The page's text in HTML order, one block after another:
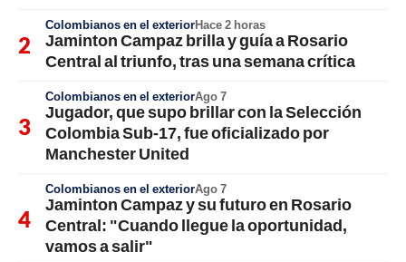
Colombianos en el exteriorHace 2 horas
Jaminton Campaz brilla y guía a Rosario
Central al triunfo, tras una semana crítica
Colombianos en el exteriorAgo 7
Jugador, que supo brillar con la Selección
Colombia Sub-17, fue oficializado por
Manchester United
Colombianos en el exteriorAgo 7
Jaminton Campaz y su futuro en Rosario
Central: "Cuando llegue la oportunidad,
vamos a salir"